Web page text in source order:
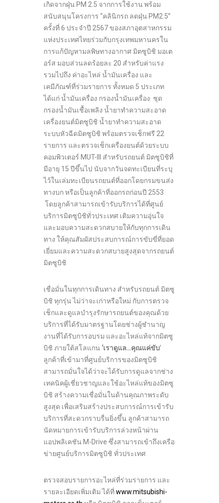
เกิดจากฝุ่น PM 2.5 จากการใช้งาน พร้อม
สนับสนุนโครงการ “คลินิกรถ ลดฝุ่น PM2.5”
ครั้งที่ 6 ประจำปี 2567 ของสภาอุตสาหกรรม
แห่งประเทศไทยร่วมกับกรุงเทพมหานครใน
การแก้ปัญหามลพิษทางอากาศ มิตซูบิชิ มอเต
อร์ส มอบส่วนลดร้อยละ 20 สำหรับค่าแรง
รวมไปถึง ค่าอะไหล่ น้ำมันเครื่อง และ
เคมีภัณฑ์ที่ร่วมรายการ ทั้งหมด 5 ประเภท
ได้แก่ น้ำมันเครื่อง กรองน้ำมันเครื่อง ชุด
กรองน้ำมันเชื้อเพลิง น้ำยาทำความสะอาด
เครื่องยนต์มิตซูบิชิ น้ำยาทำความสะอาด
ระบบหัวฉีดมิตซูบิชิ พร้อมตรวจเช็กฟรี 22
รายการ และตรวจเช็กเครื่องยนต์ด้วยระบบ
คอมพิวเตอร์ MUT-III สำหรับรถยนต์ มิตซูบิชิที่
มีอายุ 15 ปีขึ้นไป นับจากวันจดทะเบียนที่ระบุ
ไว้ในเล่มทะเบียนรถยนต์ที่ออกโดยกรมขนส่ง
ทางบก หรือเป็นลูกค้าที่ออกรถก่อนปี 2553
โดยลูกค้าสามารถเข้ารับบริการได้ที่ศูนย์
บริการมิตซูบิชิทั่วประเทศ เติมความอุ่นใจ
และมอบความสะดวกสบายให้กับทุกการเดิน
ทาง ให้คุณสัมผัสประสบการณ์การขับขี่ที่ยอด
เยี่ยมและความสะดวกสบายสูงสุดจากรถยนต์
มิตซูบิชิ
เชื่อมั่นในทุกการเดินทาง สำหรับรถยนต์ มิตซู
บิชิ ทุกรุ่น ไม่ว่าจะเก่าหรือใหม่ กับการตรวจ
เช็กและดูแลบำรุงรักษารถยนต์ของคุณด้วย
บริการที่ได้รับมาตรฐานโดยช่างผู้ชำนาญ
งานที่ได้รับการอบรม และอะไหล่แท้จากมิตซู
บิชิ ภายใต้สโลแกน ‘เราดูแล…คุณแค่ขับ’
ลูกค้าที่เข้ามาที่ศูนย์บริการของมิตซูบิชิ
สามารถมั่นใจได้ว่าจะได้รับการดูแลจากช่าง
เทคนิคผู้เชี่ยวชาญและใช้อะไหล่แท้ของมิตซู
บิชิ สร้างความเชื่อมั่นในด้านคุณภาพระดับ
สูงสุด เพื่อเสริมสร้างประสบการณ์การเข้ารับ
บริการที่สะดวกราบรื่นยิ่งขึ้น ลูกค้าสามารถ
นัดหมายการเข้ารับบริการล่วงหน้าผ่าน
แอปพลิเคชัน M-Drive ซึ่งสามารถเข้าถึงเครือ
ข่ายศูนย์บริการมิตซูบิชิ ทั่วประเทศ
ตรวจสอบรายการอะไหล่ที่ร่วมรายการ และ
รายละเอียดเพิ่มเติม ได้ที่www.mitsubishi-